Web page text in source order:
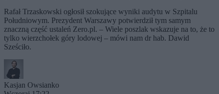
Rafał Trzaskowski ogłosił szokujące wyniki audytu w Szpitalu
Południowym. Prezydent Warszawy potwierdził tym samym
znaczną część ustaleń Zero.pl. – Wiele poszlak wskazuje na to, że to
tylko wierzchołek góry lodowej – mówi nam dr hab. Dawid
Sześciło.
Kasjan Owsianko